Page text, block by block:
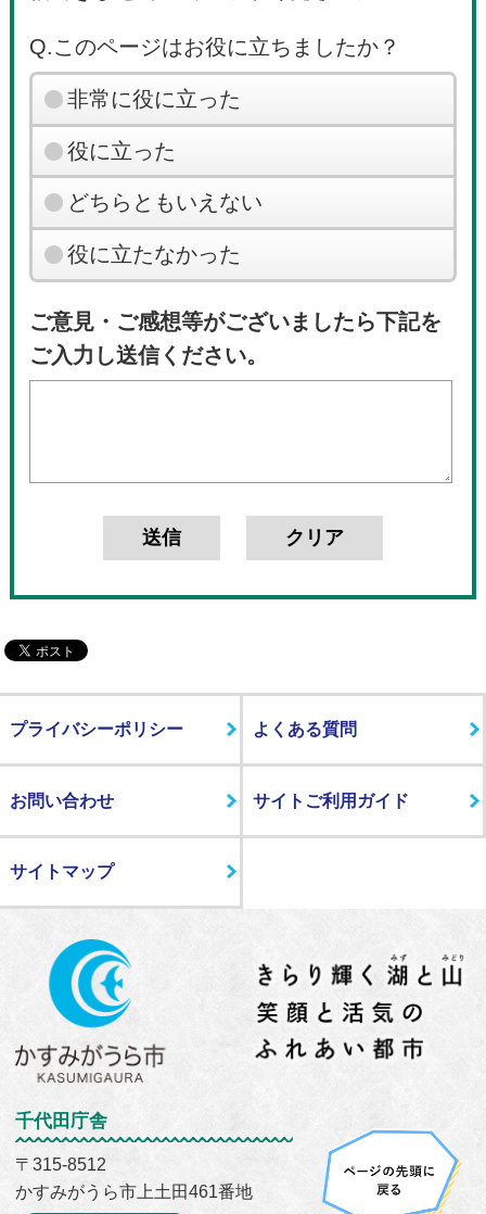
Q.このページはお役に立ちましたか？
非常に役に立った
役に立った
どちらともいえない
役に立たなかった
ご意見・ご感想等がございましたら下記を
ご入力し送信ください。
プライバシーポリシー よくある質問
お問い合わせ サイトご利用ガイド
サイトマップ
千代田庁舎
〒315-8512
かすみがうら市上土田461番地